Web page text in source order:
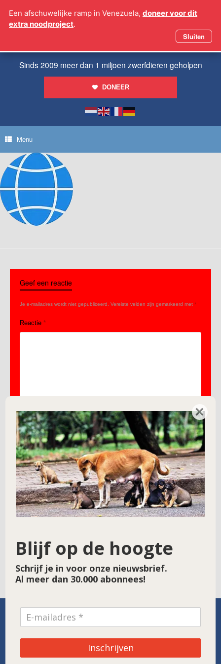
naar
Sinds 2009 meer dan 1 miljoen zwerfdieren geholpen
DONEER
Menu
Geef een reactie
Je e-mailadres wordt niet gepubliceerd. Vereiste velden zijn gemarkeerd met *
Reactie *
Naam*
E-mail*
Site
Noordwolde
Een afschuwelijke ramp in Venezuela, doneer voor dit
extra noodproject.
Sluiten
×
Blijf op de hoogte
Schrijf je in voor onze nieuwsbrief.
Al meer dan 30.000 abonnees!
Inschrijven